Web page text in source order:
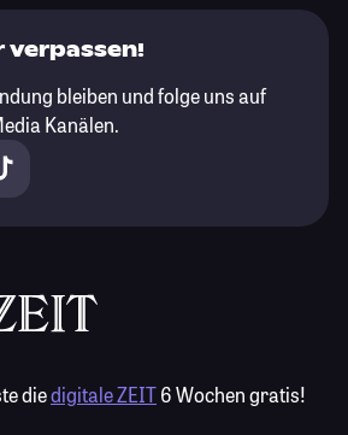
verpassen!
bleiben und folge uns auf
Kanälen.
diedigitale ZEIT6 Wochen gratis!